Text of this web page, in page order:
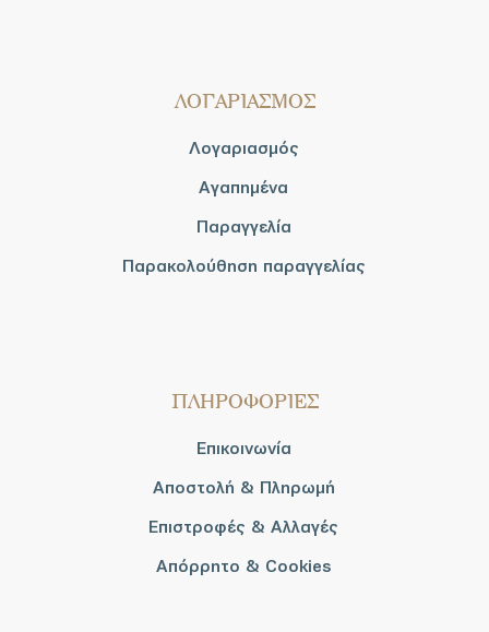
ΛΟΓΑΡΙΑΣΜΟΣ
Λογαριασμός
Αγαπημένα
Παραγγελία
Παρακολούθηση παραγγελίας
ΠΛΗΡΟΦΟΡΙΕΣ
Επικοινωνία
Αποστολή & Πληρωμή
Επιστροφές & Αλλαγές
Απόρρητο & Cookies